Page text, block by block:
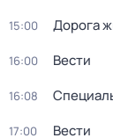
15:00 Дорога
16:00 Вести
16:08
17:00 Вести